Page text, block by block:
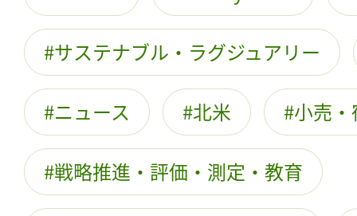
サステナブル・ラグジュアリー
ニュース 北米 小売
戦略推進・評価・測定・教育